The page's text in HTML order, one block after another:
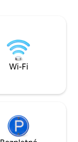
prírody. Miesto,
nadýchnuť,
Wi-Fi